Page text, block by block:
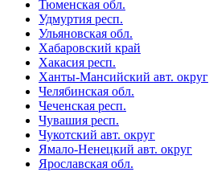
Тюменская обл.
Удмуртия респ.
Ульяновская обл.
Хабаровский край
Хакасия респ.
Ханты-Мансийский авт. округ
Челябинская обл.
Чеченская респ.
Чувашия респ.
Чукотский авт. округ
Ямало-Ненецкий авт. округ
Ярославская обл.